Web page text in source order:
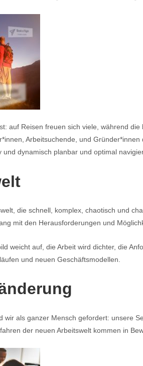
auf Reisen freuen sich viele, während
Arbeitsuchende, und
dynamisch planbar und optimal
die schnell, komplex, chaotisch und
mit den Herausforderungen und
weicht auf, die Arbeit wird dichter, die
und neuen Geschäftsmodellen.
wir als ganzer Mensch gefordert: unsere
der neuen Arbeitswelt kommen in